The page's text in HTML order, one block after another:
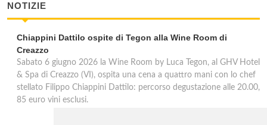
NOTIZIE
Chiappini Dattilo ospite di Tegon alla Wine Room di
Creazzo
Sabato 6 giugno 2026 la Wine Room by Luca Tegon, al GHV Hotel
& Spa di Creazzo (VI), ospita una cena a quattro mani con lo chef
stellato Filippo Chiappini Dattilo: percorso degustazione alle 20.00,
85 euro vini esclusi.